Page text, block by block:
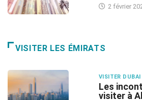
2 février
VISITER LES ÉMIRATS
VISITER
Les
visiter à